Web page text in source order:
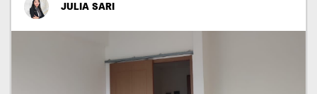
JULIA SARI